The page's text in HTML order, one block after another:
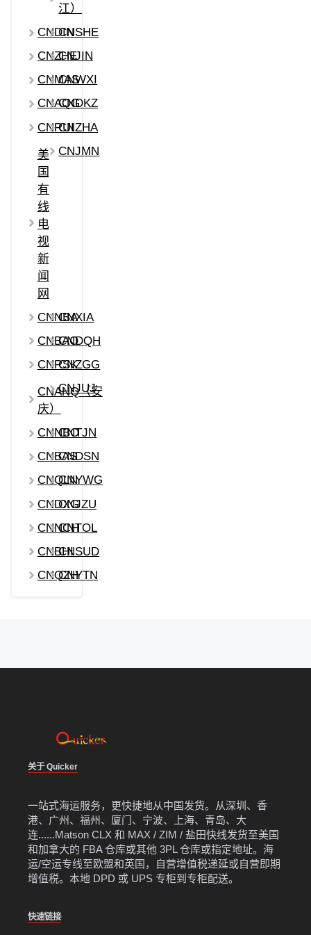
江）
CNDINCNSHE
CNZHE
CNJIN
CNMAS
CNWXI
CNAQG
CNDKZ
CNRUICNZHA
美
国
有
线
电
视
新
闻
网
CNJMN
CNNBA
CNXIA
CNBAOCNDQH
CNRSKCNZGG
CNANQ（安
庆）
CNJUJ
CNNBO
CNTJN
CNBASCNDSN
CNQLNCNYWG
CNDXG
CNJZU
CNNCHCNTOL
CNBHICNSUD
CNQZHCNYTN
关于 Quicker
一站式海运服务，更快捷地从中国发货。从深圳、香
港、广州、福州、厦门、宁波、上海、青岛、大
连......Matson CLX 和 MAX / ZIM / 盐田快线发货至美国
和加拿大的 FBA 仓库或其他 3PL 仓库或指定地址。海
运/空运专线至欧盟和英国，自营增值税递延或自营即期
增值税。本地 DPD 或 UPS 专柜到专柜配送。
快速链接